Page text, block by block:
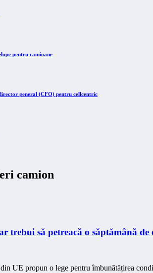
pentru camioane
general (CFO) pentru cellcentric
camion
trebui să petreacă o săptămână
UE propun o lege pentru îmbunătățirea